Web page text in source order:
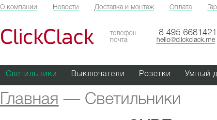
О компании Новости Доставка и монтаж Оплата
ClickClack телефон 8 495 6681421
почта hello@clickclack.me
Светильники Выключатели Розетки Умный
Главная — Светильники